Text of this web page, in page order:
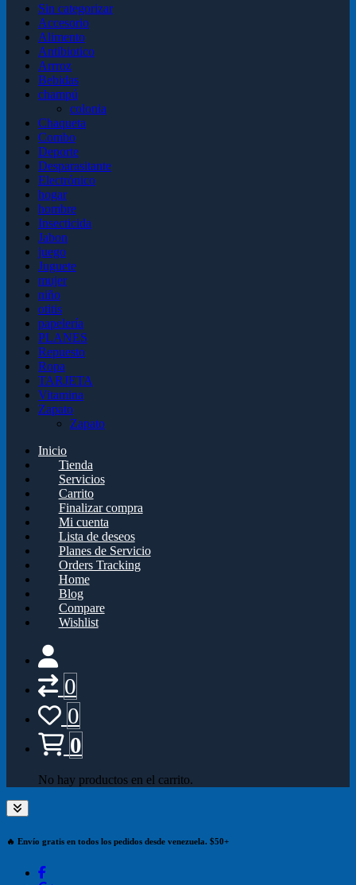
Sin categorizar
Accesorio
Alimento
Antibiotico
Arrroz
Bebidas
champú
colonia
Chaqueta
Combo
Deporte
Desparasitante
Electrónico
hogar
hombre
Insecticida
Jabon
juego
Juguete
mujer
niño
otitis
papelería
PLANES
Repuesto
Ropa
TARJETA
Vitamina
Zapato
Zapato
Inicio
Tienda
Servicios
Carrito
Finalizar compra
Mi cuenta
Lista de deseos
Planes de Servicio
Orders Tracking
Home
Blog
Compare
Wishlist
0
0
0
No hay productos en el carrito.
🔥 Envío gratis en todos los pedidos desde venezuela. $50+